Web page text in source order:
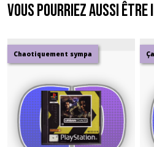
Vous pourriez aussi
Chaotiquement sympa